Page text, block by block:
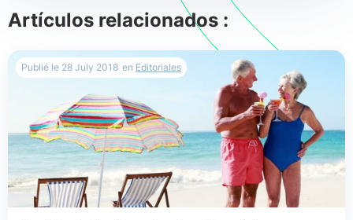
Expatriación
Guía práctica
Seguro de expatriación
Seguro de salud
Seguro médico internacional
Artículos relacionados :
Publié le 28 July 2018 en Editoriales